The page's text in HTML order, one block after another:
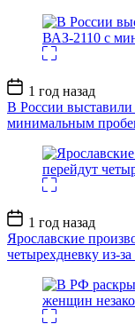
Дата
записи
1 год назад
В России
минимальным
Дата
записи
1 год назад
Ярославские
четырехдневку из-